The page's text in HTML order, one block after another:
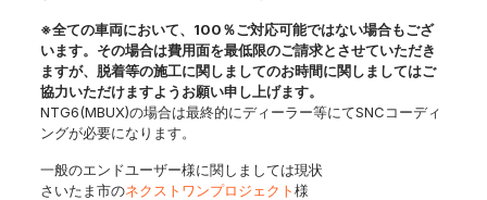
※全ての車両において、100％ご対応可能ではない場合もござ
います。その場合は費用面を最低限のご請求とさせていただき
ますが、脱着等の施工に関しましてのお時間に関しましてはご
協力いただけますようお願い申し上げます。
NTG6(MBUX)の場合は最終的にディーラー等にてSNCコーディ
ングが必要になります。
一般のエンドユーザー様に関しましては現状
さいたま市のネクストワンプロジェクト様